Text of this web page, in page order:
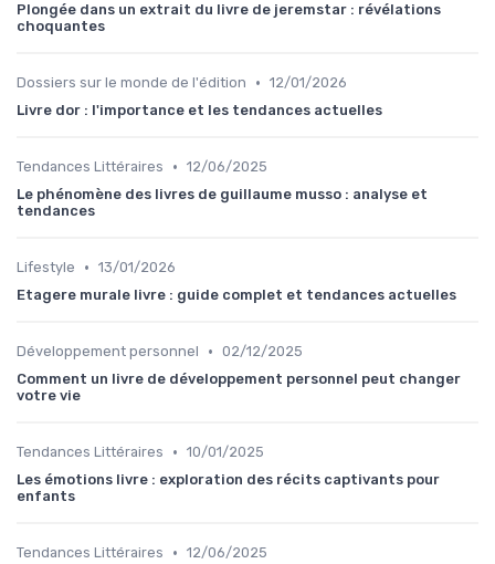
Plongée dans un extrait du livre de jeremstar : révélations
choquantes
Dossiers sur le monde de l'édition • 12/01/2026
Livre dor : l'importance et les tendances actuelles
Tendances Littéraires • 12/06/2025
Le phénomène des livres de guillaume musso : analyse et
tendances
Lifestyle • 13/01/2026
Etagere murale livre : guide complet et tendances actuelles
Développement personnel • 02/12/2025
Comment un livre de développement personnel peut changer
votre vie
Tendances Littéraires • 10/01/2025
Les émotions livre : exploration des récits captivants pour
enfants
Tendances Littéraires • 12/06/2025